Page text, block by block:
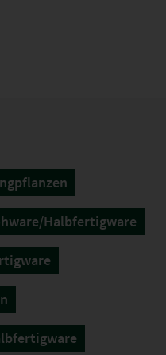
Halbfertigware